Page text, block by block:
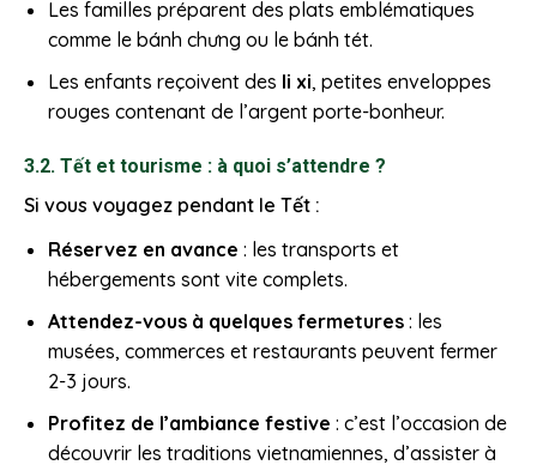
Les familles préparent des plats emblématiques
comme le bánh chưng ou le bánh tét.
Les enfants reçoivent des li xi, petites enveloppes
rouges contenant de l’argent porte-bonheur.
3.2. Tết et tourisme : à quoi s’attendre ?
Si vous voyagez pendant le Tết :
Réservez en avance : les transports et
hébergements sont vite complets.
Attendez-vous à quelques fermetures : les
musées, commerces et restaurants peuvent fermer
2-3 jours.
Profitez de l’ambiance festive : c’est l’occasion de
découvrir les traditions vietnamiennes, d’assister à